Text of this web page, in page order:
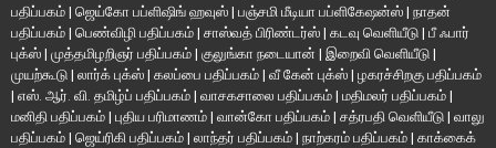
பதிப்பகம் | ஜெய்கோ பப்ளிஷிங் ஹவுஸ் | பஞ்சமி மீடியா பப்ளிகேஷன்ஸ் | நாதன்
பதிப்பகம் | பெண்விழி பதிப்பகம் | சாஸ்வத் பிரிண்டர்ஸ் | கடவு வெளியீடு | பீ ஃபார்
புக்ஸ் | முத்தமிழறிஞர் பதிப்பகம் | குலுங்கா நடையான் | இறைவி வெளியீடு |
முயற்கூடு | லார்க் புக்ஸ் | கலப்பை பதிப்பகம் | வீ கேன் புக்ஸ் | ழகரச்சிறகு பதிப்பகம்
| எஸ். ஆர். வி. தமிழ்ப் பதிப்பகம் | வாசகசாலை பதிப்பகம் | மதிமலர் பதிப்பகம் |
மனிதி பதிப்பகம் | புதிய பரிமாணம் | வான்கோ பதிப்பகம் | சத்ரபதி வெளியீடு | வாலு
பதிப்பகம் | ஜெய்ரிகி பதிப்பகம் | லாந்தர் பதிப்பகம் | நாற்கரம் பதிப்பகம் | காக்கைக்